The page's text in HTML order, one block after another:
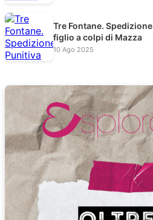
Tre Fontane.
figlio a colpi di Mazza
10 Ago 2025